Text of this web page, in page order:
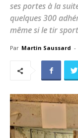
ses portes à la
quelques 300
même si le tir
Par Martin Saussard -